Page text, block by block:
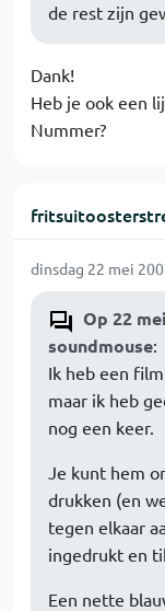
de rest zijn
Dank!
Heb je ook een
Nummer?
dinsdag 22 mei
Op 22
soundmouse:
Ik heb een
maar ik heb
nog een keer.
Je kunt hem
drukken (en
tegen elkaar
ingedrukt en
Een nette